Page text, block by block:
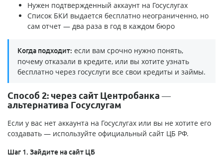
Нужен подтвержденный аккаунт на Госуслугах
Список БКИ выдается бесплатно неограниченно, но
сам отчет — два раза в год в каждом бюро
Когда подходит: если вам срочно нужно понять,
почему отказали в кредите, или вы хотите узнать
бесплатно через госуслуги все свои кредиты и займы.
Способ 2: через сайт Центробанка —
альтернатива Госуслугам
Если у вас нет аккаунта на Госуслугах или вы не хотите его
создавать — используйте официальный сайт ЦБ РФ.
Шаг 1. Зайдите на сайт ЦБ